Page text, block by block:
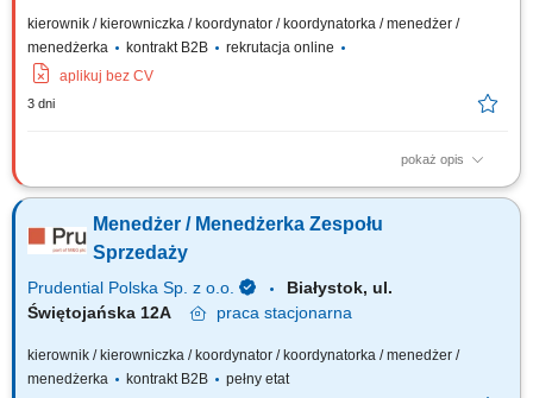
kierownik / kierowniczka / koordynator / koordynatorka / menedżer /
menedżerka
kontrakt B2B
rekrutacja online
aplikuj bez CV
3 dni
pokaż opis
Zadania: Budowanie i rozwój zespołu sprzedażowego: rekrutacja,
sprzedażowych; Inspirowanie zespołu poprzez kreowanie relacji
opartych na wspólnych wartościach;
Menedżer / Menedżerka Zespołu
Sprzedaży
Prudential Polska Sp. z o.o.
Białystok, ul.
Świętojańska 12A
praca stacjonarna
kierownik / kierowniczka / koordynator / koordynatorka / menedżer /
menedżerka
kontrakt B2B pełny etat